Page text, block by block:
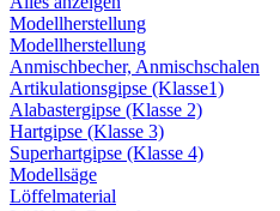
Modellherstellung
Modellherstellung
Anmischbecher, Anmischschalen
Artikulationsgipse (Klasse1)
Alabastergipse (Klasse 2)
Hartgipse (Klasse 3)
Superhartgipse (Klasse 4)
Modellsäge
Löffelmaterial